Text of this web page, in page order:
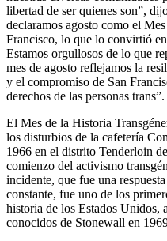
libertad de ser quienes son”,
declaramos agosto como el
Francisco, lo que lo convirtió
Estamos orgullosos de lo que
mes de agosto reflejamos la
y el compromiso de San
derechos de las personas trans”.
El Mes de la Historia
los disturbios de la cafetería
1966 en el distrito Tenderloin
comienzo del activismo
incidente, que fue una
constante, fue uno de los
historia de los Estados Unidos,
conocidos de Stonewall en